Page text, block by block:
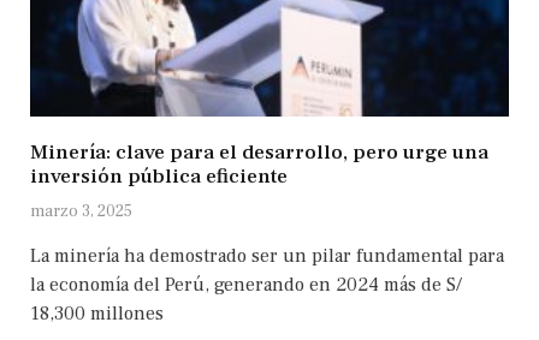
Minería: clave para el desarrollo, pero urge una
inversión pública eficiente
marzo 3, 2025
La minería ha demostrado ser un pilar fundamental para
la economía del Perú, generando en 2024 más de S/
18,300 millones